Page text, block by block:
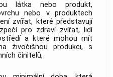
látka nebo produkt,
nebo v produktech
zvířat, které představují
pro zdraví zvířat, lidí
a které mohou mít
živočišnou produkci, s
činitelů,